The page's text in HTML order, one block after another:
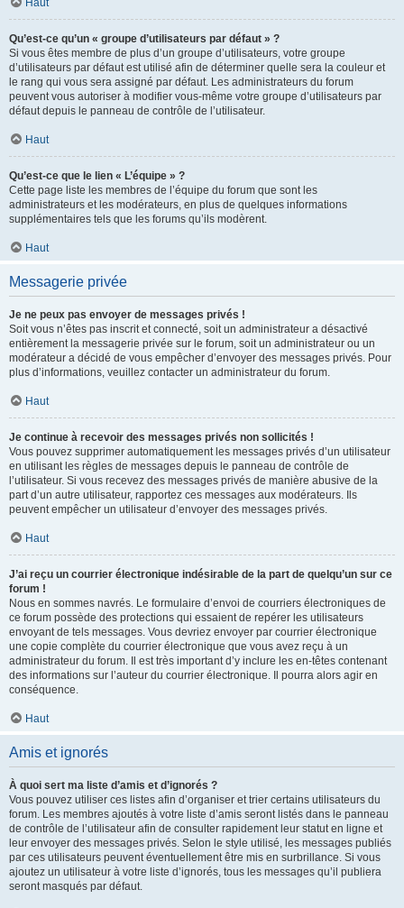
Haut
Qu’est-ce qu’un « groupe d’utilisateurs par défaut » ?
Si vous êtes membre de plus d’un groupe d’utilisateurs, votre groupe
d’utilisateurs par défaut est utilisé afin de déterminer quelle sera la couleur et
le rang qui vous sera assigné par défaut. Les administrateurs du forum
peuvent vous autoriser à modifier vous-même votre groupe d’utilisateurs par
défaut depuis le panneau de contrôle de l’utilisateur.
Haut
Qu’est-ce que le lien « L’équipe » ?
Cette page liste les membres de l’équipe du forum que sont les
administrateurs et les modérateurs, en plus de quelques informations
supplémentaires tels que les forums qu’ils modèrent.
Haut
Messagerie privée
Je ne peux pas envoyer de messages privés !
Soit vous n’êtes pas inscrit et connecté, soit un administrateur a désactivé
entièrement la messagerie privée sur le forum, soit un administrateur ou un
modérateur a décidé de vous empêcher d’envoyer des messages privés. Pour
plus d’informations, veuillez contacter un administrateur du forum.
Haut
Je continue à recevoir des messages privés non sollicités !
Vous pouvez supprimer automatiquement les messages privés d’un utilisateur
en utilisant les règles de messages depuis le panneau de contrôle de
l’utilisateur. Si vous recevez des messages privés de manière abusive de la
part d’un autre utilisateur, rapportez ces messages aux modérateurs. Ils
peuvent empêcher un utilisateur d’envoyer des messages privés.
Haut
J’ai reçu un courrier électronique indésirable de la part de quelqu’un sur ce
forum !
Nous en sommes navrés. Le formulaire d’envoi de courriers électroniques de
ce forum possède des protections qui essaient de repérer les utilisateurs
envoyant de tels messages. Vous devriez envoyer par courrier électronique
une copie complète du courrier électronique que vous avez reçu à un
administrateur du forum. Il est très important d’y inclure les en-têtes contenant
des informations sur l’auteur du courrier électronique. Il pourra alors agir en
conséquence.
Haut
Amis et ignorés
À quoi sert ma liste d’amis et d’ignorés ?
Vous pouvez utiliser ces listes afin d’organiser et trier certains utilisateurs du
forum. Les membres ajoutés à votre liste d’amis seront listés dans le panneau
de contrôle de l’utilisateur afin de consulter rapidement leur statut en ligne et
leur envoyer des messages privés. Selon le style utilisé, les messages publiés
par ces utilisateurs peuvent éventuellement être mis en surbrillance. Si vous
ajoutez un utilisateur à votre liste d’ignorés, tous les messages qu’il publiera
seront masqués par défaut.